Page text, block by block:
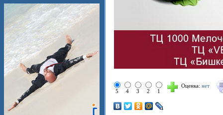
5 4 3 2 1
Оценка: нет